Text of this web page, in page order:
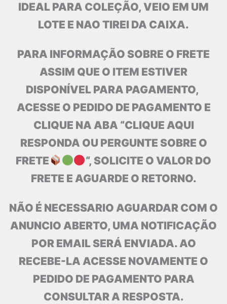
IDEAL PARA COLEÇÃO, VEIO EM UM
LOTE E NAO TIREI DA CAIXA.
PARA INFORMAÇÃO SOBRE O FRETE
ASSIM QUE O ITEM ESTIVER
DISPONÍVEL PARA PAGAMENTO,
ACESSE O PEDIDO DE PAGAMENTO E
CLIQUE NA ABA “CLIQUE AQUI
RESPONDA OU PERGUNTE SOBRE O
FRETE
“, SOLICITE O VALOR DO
FRETE E AGUARDE O RETORNO.
NÃO É NECESSARIO AGUARDAR COM O
ANUNCIO ABERTO, UMA NOTIFICAÇÃO
POR EMAIL SERÁ ENVIADA. AO
RECEBE-LA ACESSE NOVAMENTE O
PEDIDO DE PAGAMENTO PARA
CONSULTAR A RESPOSTA.